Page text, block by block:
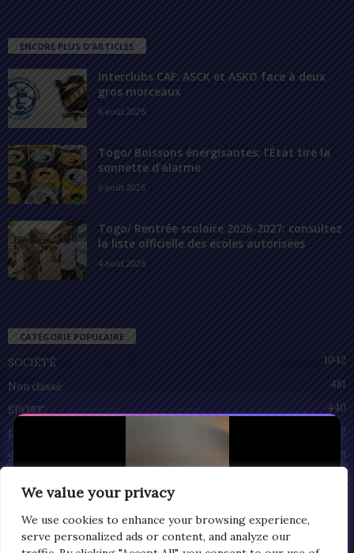
We value your privacy
We use cookies to enhance your browsing experience,
serve personalized ads or content, and analyze our
ENCORE PLUS D'ARTICLES
Interclubs CAF: ASCK et ASKO face à deux
gros morceaux
6 août 2026
Togo/ Boissons énergisantes: l’État tire la
sonnette d’alarme
6 août 2026
Togo/ Rentrée scolaire 2026-2027: consultez
la liste officielle des écoles autorisées
4 août 2026
CATÉGORIE POPULAIRE
SOCIÉTÉ
1042
Non classé
481
SPORT
440
POLITIQUE
212
SANTÉ
93